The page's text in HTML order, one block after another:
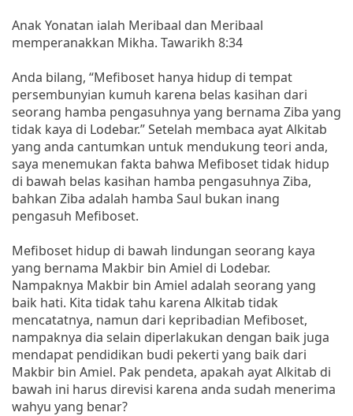
Anak Yonatan ialah Meribaal dan Meribaal
memperanakkan Mikha. Tawarikh 8:34
Anda bilang, “Mefiboset hanya hidup di tempat
persembunyian kumuh karena belas kasihan dari
seorang hamba pengasuhnya yang bernama Ziba yang
tidak kaya di Lodebar.” Setelah membaca ayat Alkitab
yang anda cantumkan untuk mendukung teori anda,
saya menemukan fakta bahwa Mefiboset tidak hidup
di bawah belas kasihan hamba pengasuhnya Ziba,
bahkan Ziba adalah hamba Saul bukan inang
pengasuh Mefiboset.
Mefiboset hidup di bawah lindungan seorang kaya
yang bernama Makbir bin Amiel di Lodebar.
Nampaknya Makbir bin Amiel adalah seorang yang
baik hati. Kita tidak tahu karena Alkitab tidak
mencatatnya, namun dari kepribadian Mefiboset,
nampaknya dia selain diperlakukan dengan baik juga
mendapat pendidikan budi pekerti yang baik dari
Makbir bin Amiel. Pak pendeta, apakah ayat Alkitab di
bawah ini harus direvisi karena anda sudah menerima
wahyu yang benar?